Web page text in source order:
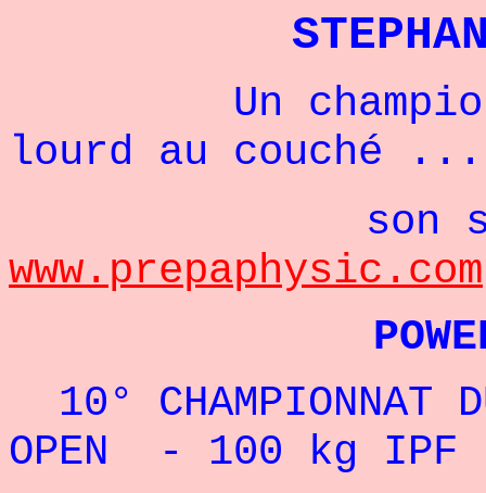
Un champion
lourd au couché ...
son
www.prepaphysic.com
10° CHAMPIONNAT
OPEN - 100 kg IPF